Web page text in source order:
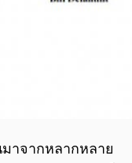
าจากหลากหลาย